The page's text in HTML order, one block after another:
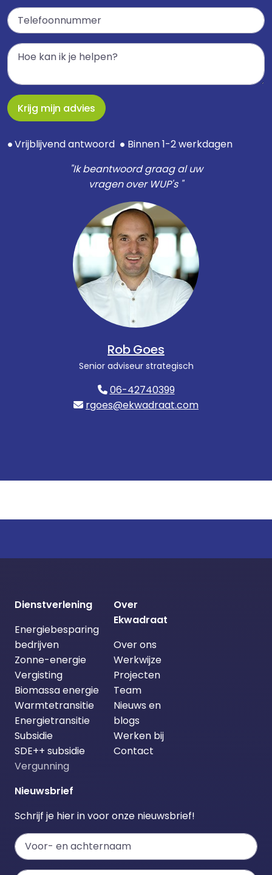
Krijg mijn advies
● Vrijblijvend antwoord ● Binnen 1-2 werkdagen
"Ik beantwoord graag al uw
vragen over WUP's "
Rob Goes
Senior adviseur strategisch
06-42740399
rgoes@ekwadraat.com
Dienstverlening
Energiebesparing
bedrijven
Zonne-energie
Vergisting
Biomassa energie
Warmtetransitie
Energietransitie
Subsidie
SDE++ subsidie
Vergunning
Over
Ekwadraat
Over ons
Werkwijze
Projecten
Team
Nieuws en
blogs
Werken bij
Contact
Nieuwsbrief
Schrijf je hier in voor onze nieuwsbrief!